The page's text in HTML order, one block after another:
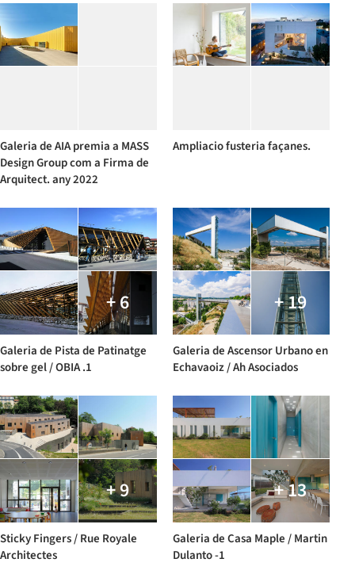
Galeria de AIA premia a MASS
Design Group com a Firma de
Arquitect. any 2022
Ampliacio fusteria façanes.
+ 6
Galeria de Pista de Patinatge
sobre gel / OBIA .1
+ 19
Galeria de Ascensor Urbano en
Echavaoiz / Ah Asociados
+ 9
Sticky Fingers / Rue Royale
Architectes
+ 13
Galeria de Casa Maple / Martin
Dulanto -1